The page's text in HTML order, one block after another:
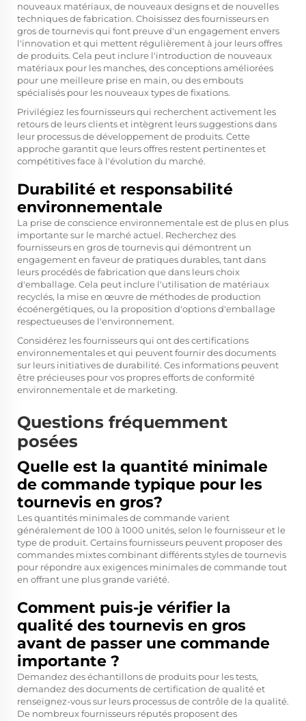
nouveaux matériaux, de nouveaux designs et de nouvelles
techniques de fabrication. Choisissez des fournisseurs en
gros de tournevis qui font preuve d'un engagement envers
l'innovation et qui mettent régulièrement à jour leurs offres
de produits. Cela peut inclure l'introduction de nouveaux
matériaux pour les manches, des conceptions améliorées
pour une meilleure prise en main, ou des embouts
spécialisés pour les nouveaux types de fixations.
Privilégiez les fournisseurs qui recherchent activement les
retours de leurs clients et intègrent leurs suggestions dans
leur processus de développement de produits. Cette
approche garantit que leurs offres restent pertinentes et
compétitives face à l'évolution du marché.
Durabilité et responsabilité
environnementale
La prise de conscience environnementale est de plus en plus
importante sur le marché actuel. Recherchez des
fournisseurs en gros de tournevis qui démontrent un
engagement en faveur de pratiques durables, tant dans
leurs procédés de fabrication que dans leurs choix
d'emballage. Cela peut inclure l'utilisation de matériaux
recyclés, la mise en œuvre de méthodes de production
écoénergétiques, ou la proposition d'options d'emballage
respectueuses de l'environnement.
Considérez les fournisseurs qui ont des certifications
environnementales et qui peuvent fournir des documents
sur leurs initiatives de durabilité. Ces informations peuvent
être précieuses pour vos propres efforts de conformité
environnementale et de marketing.
Questions fréquemment
posées
Quelle est la quantité minimale
de commande typique pour les
tournevis en gros?
Les quantités minimales de commande varient
généralement de 100 à 1000 unités, selon le fournisseur et le
type de produit. Certains fournisseurs peuvent proposer des
commandes mixtes combinant différents styles de tournevis
pour répondre aux exigences minimales de commande tout
en offrant une plus grande variété.
Comment puis-je vérifier la
qualité des tournevis en gros
avant de passer une commande
importante ?
Demandez des échantillons de produits pour les tests,
demandez des documents de certification de qualité et
renseignez-vous sur leurs processus de contrôle de la qualité.
De nombreux fournisseurs réputés proposent des